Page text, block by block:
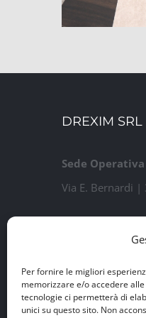
Per fornire le migliori
memorizzare e/o accedere
tecnologie ci permetterà di
unici su questo sito. Non
DREXIM SRL
Sede Operativa
Via E. Bernardi |
Via Guido
P.IVA e Iscr.
Capitale Sociale